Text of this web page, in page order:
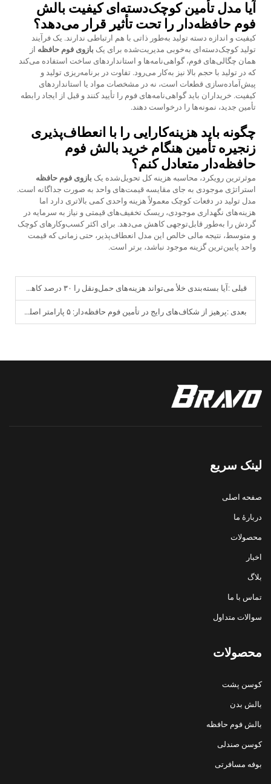
آیا مدل تأمین کوچک‌دسته‌ای کیفیت بالش
فوم حافظه‌دار را تحت تأثیر قرار می‌دهد؟
کیفیت و اندازه دسته تولید به‌طور ذاتی با هم ارتباطی ندارند. یک فرآیند
تولید کوچک‌دسته‌ای به‌خوبی مدیریت‌شده برای یک بازوی فوم حافظه از
همان چگالی‌های فوم، گواهی‌نامه‌ها و استانداردهای ساخت استفاده می‌کند
که در تولید با حجم بالا نیز به‌کار می‌رود. تفاوت در برنامه‌ریزی تولید و
پیش‌آماده‌سازی قطعات است، نه در مشخصات مواد یا استانداردهای
کیفیت. خریداران باید گواهی‌نامه‌های فوم را تأیید کنند و قبل از ایجاد رابطه
تأمین جدید، نمونه‌ها را درخواست دهند.
چگونه باید هزینه‌کارایی را با انعطاف‌پذیری
زنجیره تأمین هنگام خرید بالش فوم
حافظه‌دار متعادل کنم؟
موثرترین رویکرد، محاسبه هزینه کل تحویل‌شده یک بازوی فوم حافظه
استراتژی موجودی به جای مقایسه قیمت‌های واحد به صورت جداگانه است.
مدل تولید در دفعات کوچک معمولاً هزینه واحدی کمی بالاتری دارد اما
هزینه‌های نگهداری موجودی، ریسک تخفیف‌های قیمتی و نیاز به سرمایه در
گردش را به‌طور قابل‌توجهی کاهش می‌دهد. برای اکثر کسب‌وکارهای کوچک
و متوسط، نتیجه مالی خالص این مدل انعطاف‌پذیر، حتی زمانی که قیمت
واحد پایین‌ترین گزینه موجود نباشد، برتر است.
قبلی : آیا بسته‌بندی خلأ می‌تواند هزینه‌های حمل‌ونقل را ۳۰ درصد کاهش دهد؟ راهنمای بهینه‌سازی لجستیک بین‌المللی برای محصولات کوچک فوم حافظه‌دار
بعدی :پرهیز از شکاف‌های رایج در تأمین فوم حافظه‌دار: ۵ پارامتر اصلی که بیشتر فروشندگان کوچک آنلاین از قلم می‌اندازند
لینک سریع
صفحه اصلی
دربارهٔ ما
محصولات
اخبار
بلاگ
تماس با ما
سوالات متداول
محصولات
کوسن پشت
بالش بدن
بالش فوم حافظه
کوسن صندلی
بوفه مسافرتی